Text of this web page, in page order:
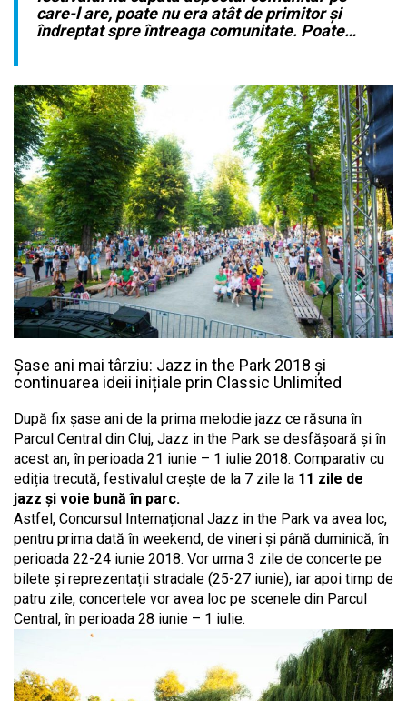
care-l are, poate nu era atât de primitor și
îndreptat spre întreaga comunitate. Poate…
Șase ani mai târziu: Jazz in the Park 2018 și
continuarea ideii inițiale prin Classic Unlimited
După fix șase ani de la prima melodie jazz ce răsuna în
Parcul Central din Cluj, Jazz in the Park se desfășoară și în
acest an, în perioada 21 iunie – 1 iulie 2018. Comparativ cu
ediția trecută, festivalul crește de la 7 zile la 11 zile de
jazz și voie bună în parc.
Astfel, Concursul Internațional Jazz in the Park va avea loc,
pentru prima dată în weekend, de vineri și până duminică, în
perioada 22-24 iunie 2018. Vor urma 3 zile de concerte pe
bilete și reprezentații stradale (25-27 iunie), iar apoi timp de
patru zile, concertele vor avea loc pe scenele din Parcul
Central, în perioada 28 iunie – 1 iulie.